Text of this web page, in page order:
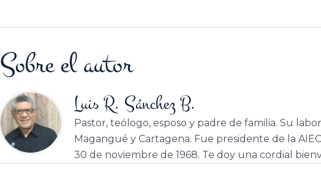
Sobre el autor
Luis R. Sánchez B.
Pastor, teólogo, esposo y padre de familia. Su
Magangué y Cartagena. Fue presidente de la
30 de noviembre de 1968. Te doy una cordial